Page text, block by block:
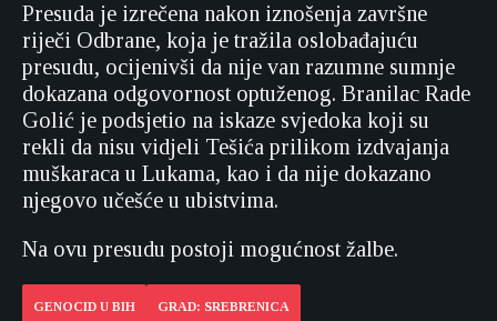
Presuda je izrečena nakon iznošenja završne
riječi Odbrane, koja je tražila oslobađajuću
presudu, ocijenivši da nije van razumne sumnje
dokazana odgovornost optuženog. Branilac Rade
Golić je podsjetio na iskaze svjedoka koji su
rekli da nisu vidjeli Tešića prilikom izdvajanja
muškaraca u Lukama, kao i da nije dokazano
njegovo učešće u ubistvima.
Na ovu presudu postoji mogućnost žalbe.
GENOCID U BIH GRAD: SREBRENICA